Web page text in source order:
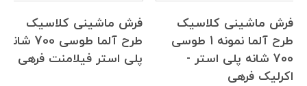
فرش ماشینی کلاسیک
طرح آلما نمونه 1 طوسی
700 شانه پلی استر -
اکرلیک فرهی
فرش ماشینی کلاسیک
طرح آلما طوسی 700 شانه
پلی استر فیلامنت فرهی